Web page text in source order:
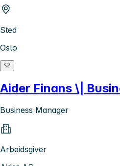
Sted
Oslo
Aider Finans \|
Business Manager
Arbeidsgiver